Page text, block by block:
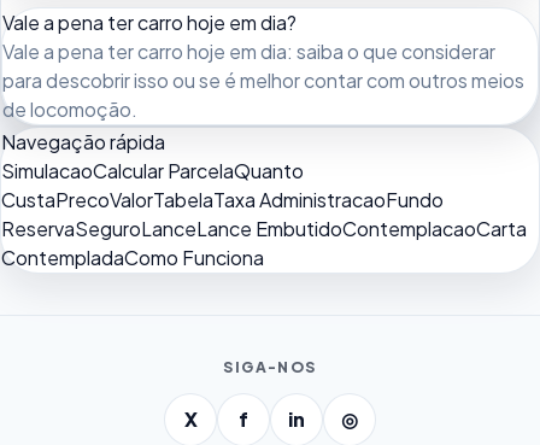
Vale a pena ter carro hoje em dia?
Vale a pena ter carro hoje em dia: saiba o que considerar
para descobrir isso ou se é melhor contar com outros meios
de locomoção.
Navegação rápida
SimulacaoCalcular ParcelaQuanto
CustaPrecoValorTabelaTaxa AdministracaoFundo
ReservaSeguroLanceLance EmbutidoContemplacaoCarta
ContempladaComo Funciona
SIGA-NOS
X f in ◎